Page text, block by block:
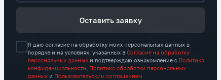
Оставить заявку
Я даю согласие на обработку моих персональных данных в
порядке и на условиях, указанных в Согласие на обработку
персональных данных и подтверждаю ознакомление с Политика
конфиденциальности, Политика обработки персональных
данных и Пользовательским соглашением